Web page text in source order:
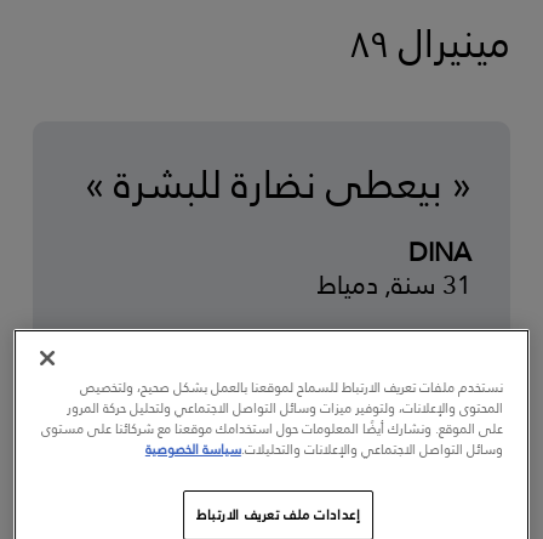
مينيرال ٨٩
« بيعطي نضارة للبشرة »
DINA
31 سنة, دمياط
نستخدم ملفات تعريف الارتباط للسماح لموقعنا بالعمل بشكل صحيح، ولتخصيص
المحتوى والإعلانات، ولتوفير ميزات وسائل التواصل الاجتماعي ولتحليل حركة المرور
على الموقع. ونشارك أيضًا المعلومات حول استخدامك موقعنا مع شركائنا على مستوى
وسائل التواصل الاجتماعي والإعلانات والتحليلات.سياسة الخصوصية
إعدادات ملف تعريف الارتباط